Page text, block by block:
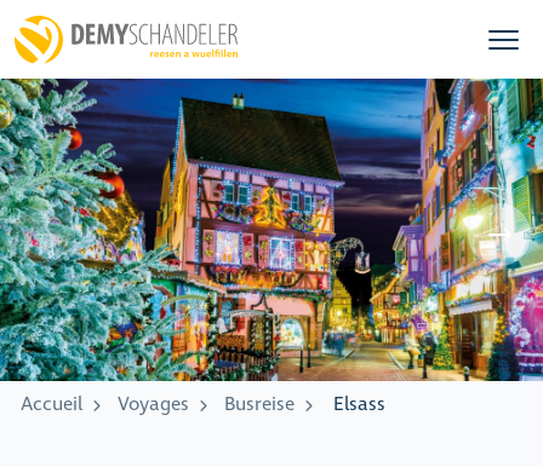
Accueil Voyages Busreise Elsass